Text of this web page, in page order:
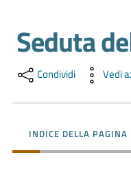
l'impresa
l'impresa
territorio
Salta al contenuto
Seduta
Condividi Vedi
INDICE DELLA PAGINA